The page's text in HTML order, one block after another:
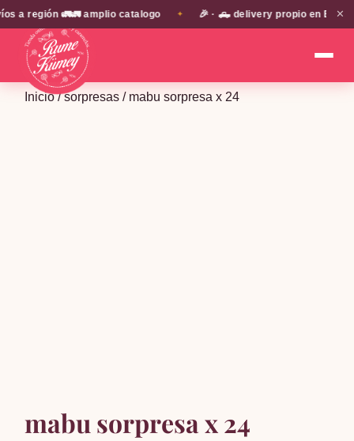
región 🚛🚛 amplio catalogo 🎉 · 🛻 delivery propio en EN ✕
Inicio/sorpresas / mabu sorpresa x 24
mabu sorpresa x 24